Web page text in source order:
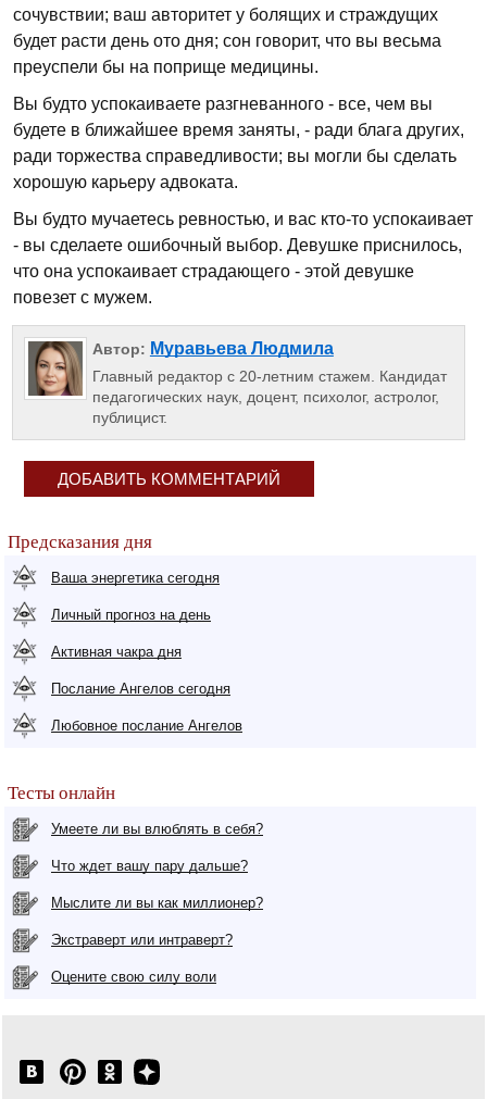
сочувствии; ваш авторитет у болящих и страждущих
будет расти день ото дня; сон говорит, что вы весьма
преуспели бы на поприще медицины.
Вы будто успокаиваете разгневанного - все, чем вы
будете в ближайшее время заняты, - ради блага других,
ради торжества справедливости; вы могли бы сделать
хорошую карьеру адвоката.
Вы будто мучаетесь ревностью, и вас кто-то успокаивает
- вы сделаете ошибочный выбор. Девушке приснилось,
что она успокаивает страдающего - этой девушке
повезет с мужем.
Автор: Муравьева Людмила
Главный редактор с 20-летним стажем. Кандидат
педагогических наук, доцент, психолог, астролог,
публицист.
ДОБАВИТЬ КОММЕНТАРИЙ
Предсказания дня
Ваша энергетика сегодня
Личный прогноз на день
Активная чакра дня
Послание Ангелов сегодня
Любовное послание Ангелов
Тесты онлайн
Умеете ли вы влюблять в себя?
Что ждет вашу пару дальше?
Мыслите ли вы как миллионер?
Экстраверт или интраверт?
Оцените свою силу воли